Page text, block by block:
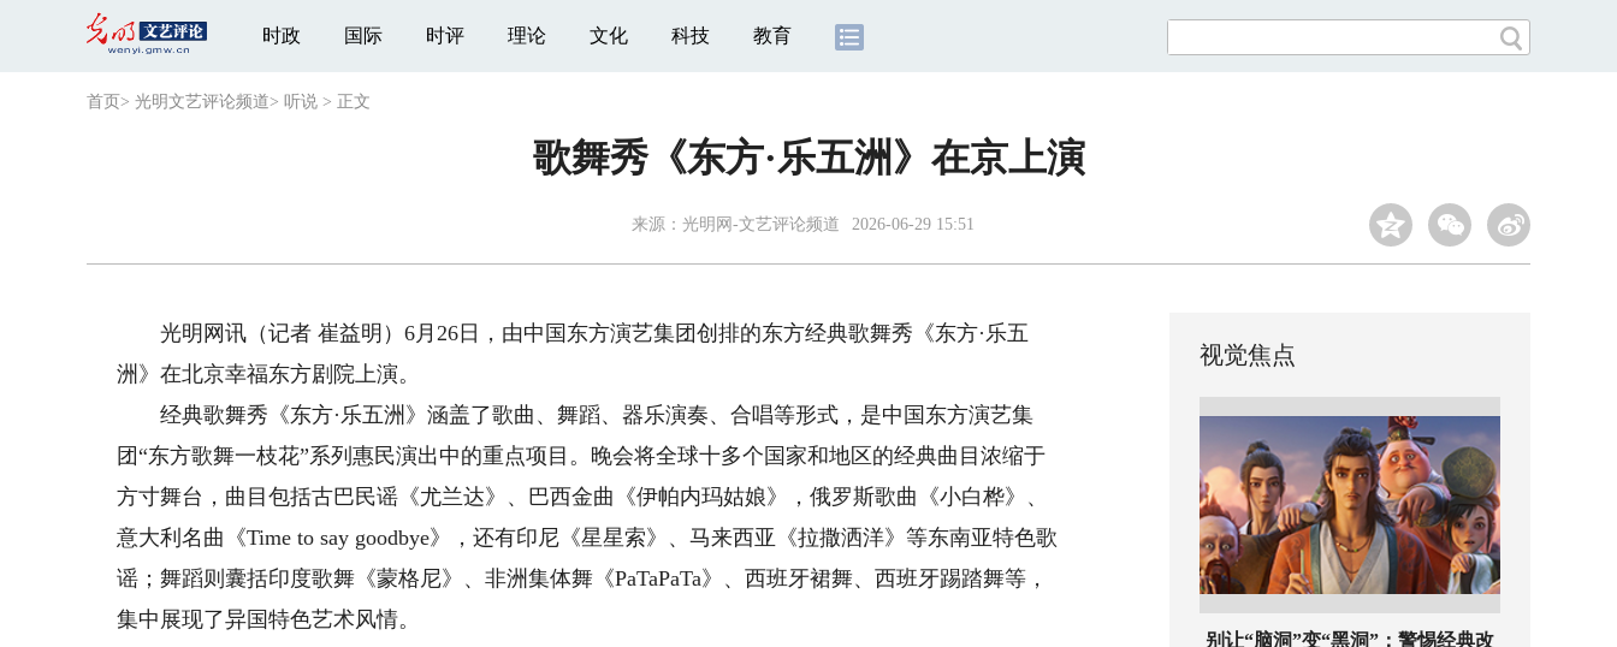
时政 国际 时评 理论 文化 科技 教育
首页 > 光明文艺评论频道> 听说 > 正文
歌舞秀《东方·乐五洲》在京上演
来源： 光明网-文艺评论频道 2026-06-29 15:51
光明网讯（记者 崔益明）6月26日，由中国东方演艺集团创排的东方经典歌舞秀《东方·乐五
洲》在北京幸福东方剧院上演。
经典歌舞秀《东方·乐五洲》涵盖了歌曲、舞蹈、器乐演奏、合唱等形式，是中国东方演艺集
团“东方歌舞一枝花”系列惠民演出中的重点项目。晚会将全球十多个国家和地区的经典曲目浓缩于
方寸舞台，曲目包括古巴民谣《尤兰达》、巴西金曲《伊帕内玛姑娘》，俄罗斯歌曲《小白桦》、
意大利名曲《Time to say goodbye》，还有印尼《星星索》、马来西亚《拉撒洒洋》等东南亚特色歌
谣；舞蹈则囊括印度歌舞《蒙格尼》、非洲集体舞《PaTaPaTa》、西班牙裙舞、西班牙踢踏舞等，
集中展现了异国特色艺术风情。
视觉焦点
别让“脑洞”变“黑洞”：警惕经典改